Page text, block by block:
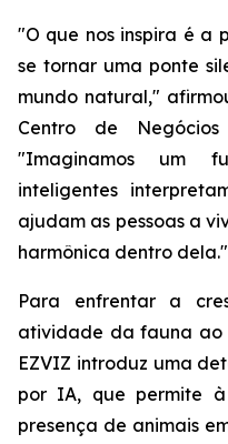
"O que nos inspira é a
se tornar uma ponte
mundo natural,"
Centro de
"Imaginamos um
inteligentes
ajudam as pessoas a
harmônica dentro dela."
Para enfrentar a
atividade da fauna ao
EZVIZ introduz uma
por IA, que permite
presença de animais